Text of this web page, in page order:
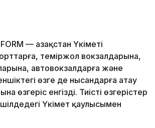
— Қазақстан Үкіметі
теміржол вокзалдарына,
автовокзалдарға және
өзге де нысандарға атау
өзгеріс енгізді. Тиісті өзгерістер
Үкімет қаулысымен